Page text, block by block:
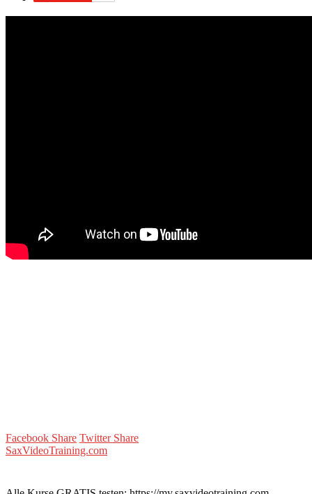
Facebook Share Twitter Share
SaxVideoTraining.com